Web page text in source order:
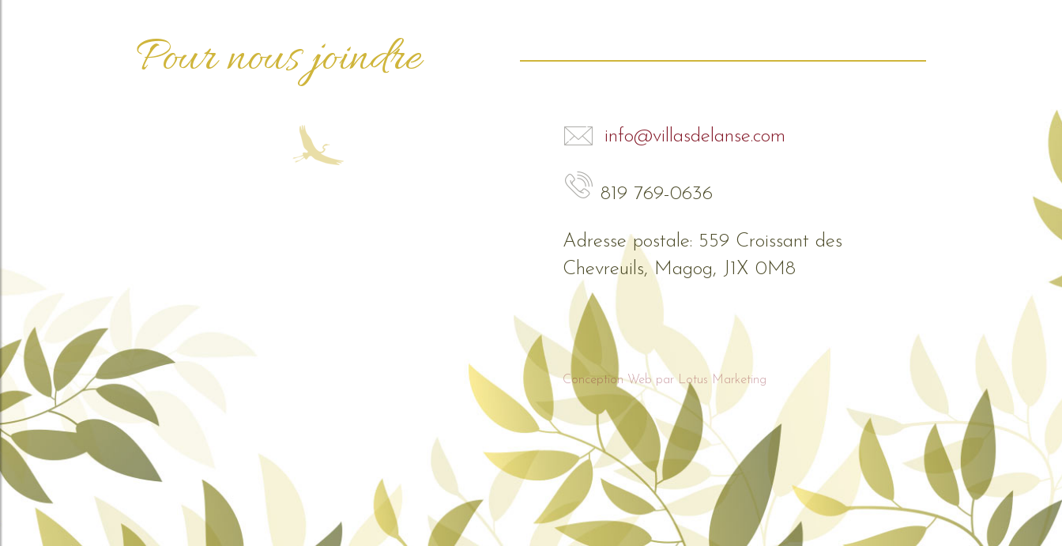
Pour nous joindre
info@villasdelanse.com
819 769-0636
Adresse postale: 559 Croissant des
Chevreuils, Magog, J1X 0M8
Conception Web par Lotus Marketing